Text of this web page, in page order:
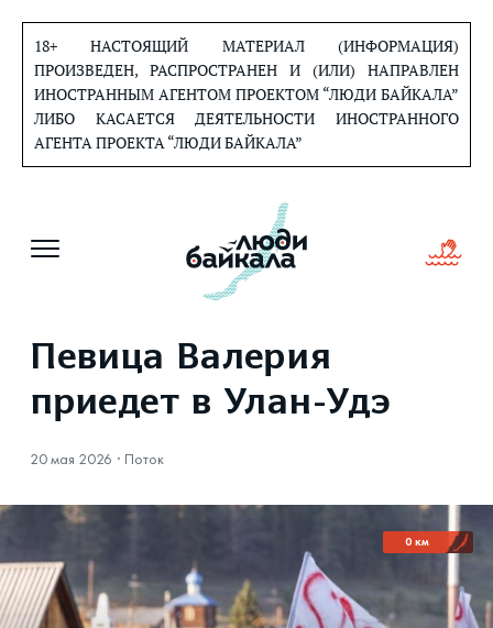
содержанию
18+ НАСТОЯЩИЙ МАТЕРИАЛ (ИНФОРМАЦИЯ)
ПРОИЗВЕДЕН, РАСПРОСТРАНЕН И (ИЛИ) НАПРАВЛЕН
ИНОСТРАННЫМ АГЕНТОМ ПРОЕКТОМ “ЛЮДИ БАЙКАЛА”
ЛИБО КАСАЕТСЯ ДЕЯТЕЛЬНОСТИ ИНОСТРАННОГО
АГЕНТА ПРОЕКТА “ЛЮДИ БАЙКАЛА”
Певица Валерия
приедет в Улан-Удэ
20 мая 2026 · Поток
0 км